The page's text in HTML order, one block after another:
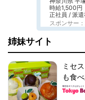
時給1,500円
正社員 / 派遣
スポンサー
姉妹サイト
ミセ
も食